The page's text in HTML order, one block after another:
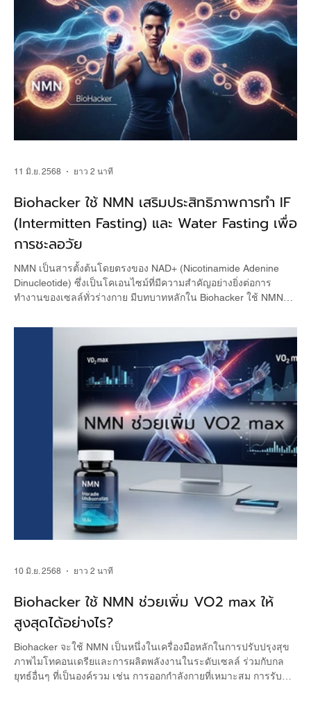
Biohacker ใช้ NMN เสริมประสิทธิภาพการทำ IF
(Intermitten Fasting) และ Water Fasting เพื่อ
การชะลอวัย
NMN เป็นสารตั้งต้นโดยตรงของ NAD+ (Nicotinamide Adenine
Dinucleotide) ซึ่งเป็นโคเอนไซม์ที่มีความสำคัญอย่างยิ่งต่อการ
ทำงานของเซลล์ทั่วร่างกาย มีบทบาทหลักใน Biohacker ใช้ NMN
กินอาหาร (Time-Restricted Eating) ที่มีงานวิจัยจำนวนมากชี้ให้เห็น
ถึงประโยชน์ต่อสุขภาพและการชะลอวัย
11 มิ.ย. 2568 ยาว 2 นาที
Biohacker ใช้ NMN ช่วยเพิ่ม VO2 max ให้
สูงสุดได้อย่างไร?
Biohacker จะใช้ NMN เป็นหนึ่งในเครื่องมือหลักในการปรับปรุงสุข
ภาพไมโทคอนเดรียและการผลิตพลังงานในระดับเซลล์ ร่วมกับกล
ยุทธ์อื่นๆ ที่เป็นองค์รวม เช่น การออกกำลังกายที่เหมาะสม การรับ
10 มิ.ย. 2568 ยาว 2 นาที